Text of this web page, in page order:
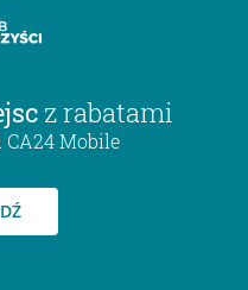
z rabatami
Mobile